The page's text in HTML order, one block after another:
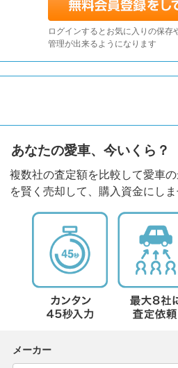
ログインするとお気に入りの保存
管理が出来るようになります
あなたの愛車、今いくら？
複数社の査定額を比較して愛車
を賢く売却して、購入資金にしま
メーカー